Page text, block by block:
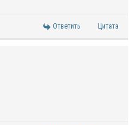
Ответить Цитата